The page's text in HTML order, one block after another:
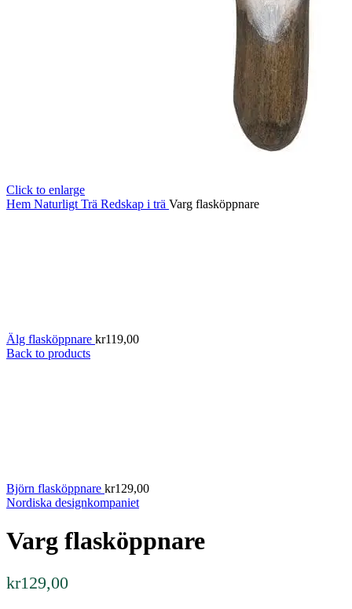
Click to enlarge
Hem Naturligt Trä Redskap i trä Varg flasköppnare
Älg flasköppnare kr119,00
Back to products
Björn flasköppnare kr129,00
Nordiska designkompaniet
Varg flasköppnare
kr129,00